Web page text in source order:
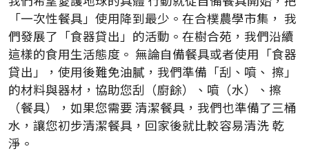
「一次性餐具」使用降到最少。在合樸農學市集， 我
們發展了「食器貸出」的活動。在樹合苑，我們沿續
這樣的食用生活態度。 無論自備餐具或者使用「食器
貸出」，使用後難免油膩，我們準備「刮、噴、 擦」
的材料與器材，協助您刮（廚餘）、噴（水）、擦
（餐具），如果您需要 清潔餐具，我們也準備了三桶
水，讓您初步清潔餐具，回家後就比較容易清洗 乾
淨。